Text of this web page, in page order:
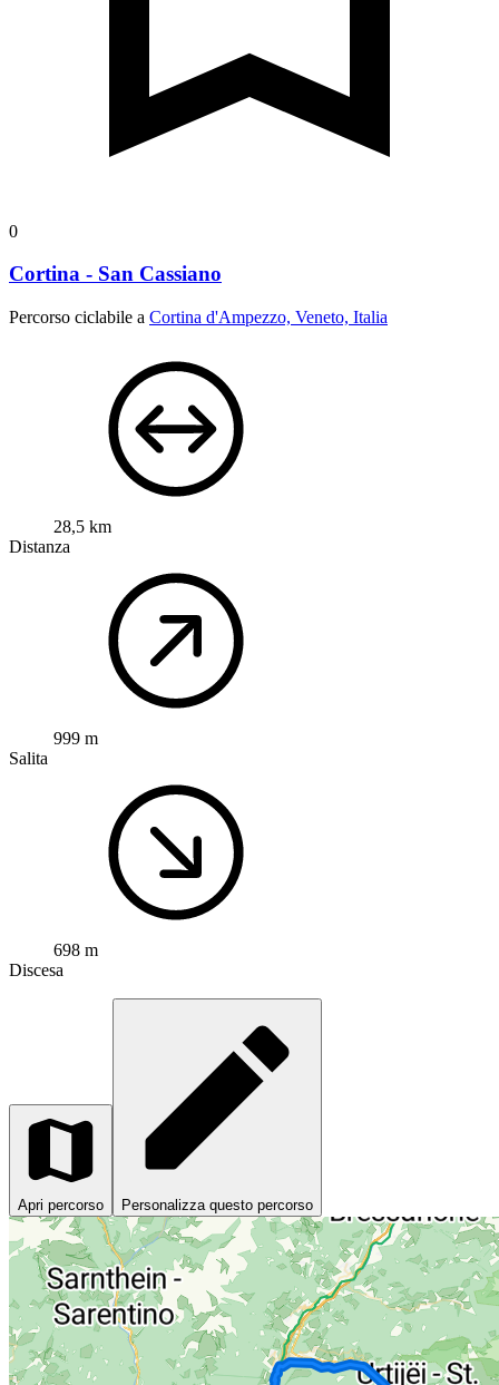
0
Cortina - San Cassiano
Percorso ciclabile a Cortina d'Ampezzo, Veneto, Italia
28,5 km
Distanza
999 m
Salita
698 m
Discesa
Apri percorso Personalizza questo percorso